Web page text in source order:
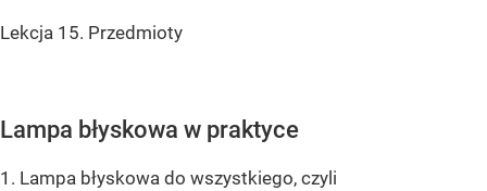
Lekcja 15. Przedmioty
Lampa błyskowa w praktyce
1. Lampa błyskowa do wszystkiego, czyli